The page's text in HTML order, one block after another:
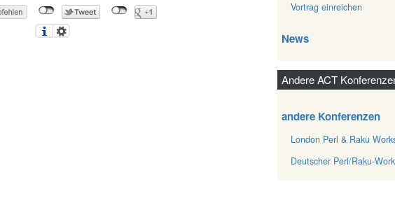
Vortrag einreichen
News
Andere ACT
andere Konferenzen
London Perl & Raku
Deutscher Perl/Raku-